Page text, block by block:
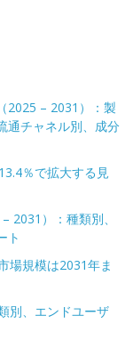
2025 – 2031）：製
通チャネル別、成分
％で拡大する見
2031）：種類別、
ト
場規模は2031年ま
別、エンドユーザ